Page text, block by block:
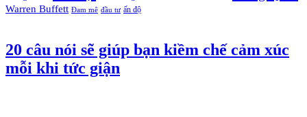
Warren Buffett Đam mê đầu tư ấn độ
20 câu nói sẽ giúp bạn kiềm chế cảm xúc
mỗi khi tức giận